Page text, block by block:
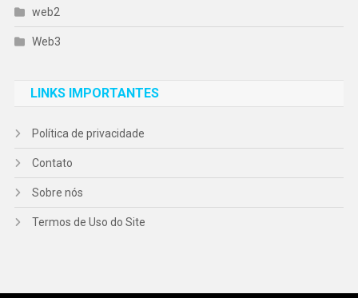
web2
Web3
LINKS IMPORTANTES
Política de privacidade
Contato
Sobre nós
Termos de Uso do Site